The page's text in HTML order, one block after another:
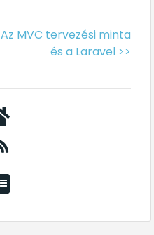
Az MVC tervezési minta
és a Laravel >>